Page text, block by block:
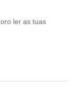
ler as tuas